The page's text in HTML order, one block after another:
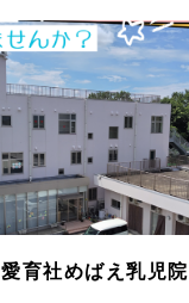
愛育社めばえ乳児院